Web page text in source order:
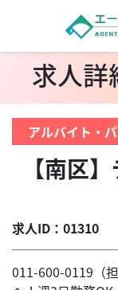
求人詳
アルバイト・
【南区
求人ID：01310
011-600-0119（